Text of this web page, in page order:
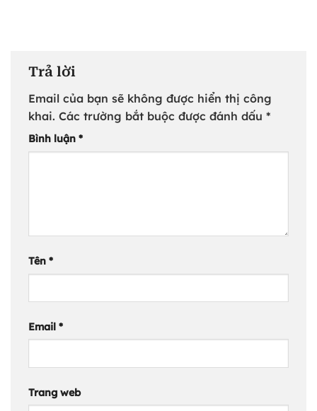
Trả lời
Email của bạn sẽ không được hiển thị công
khai. Các trường bắt buộc được đánh dấu *
Bình luận *
Tên *
Email *
Trang web